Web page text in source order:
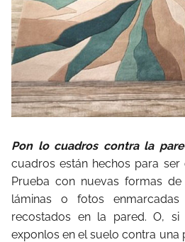
Pon lo cuadros contra la
cuadros están hechos para
Prueba con nuevas formas
láminas o fotos
recostados en la pared. O,
exponlos en el suelo contra una